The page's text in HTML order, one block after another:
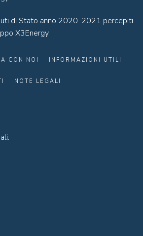
di Stato anno 2020-2021 percepiti
X3Energy
CON NOI INFORMAZIONI UTILI
NOTE LEGALI